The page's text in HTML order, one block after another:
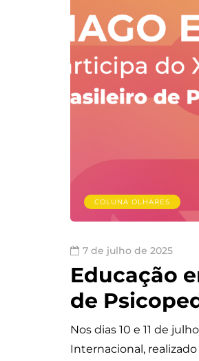
COLUNA OLHARES
7 de julho de 2025
Educação
de
Nos dias 10 e 11 de
Internacional,